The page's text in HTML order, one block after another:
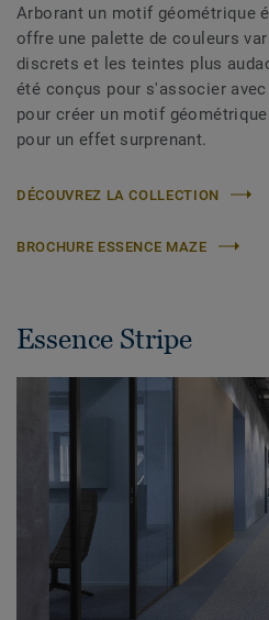
Arborant un motif géométrique
offre une palette de couleurs
discrets et les teintes plus
été conçus pour s'associer
pour créer un motif
pour un effet surprenant.
DÉCOUVREZ LA COLLECTION
BROCHURE ESSENCE MAZE
Essence Stripe